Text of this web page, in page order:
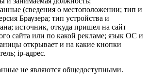
(сведения о местоположении; тип и
Браузера; тип устройства и
источник, откуда пришел на сайт
сайта или по какой рекламе; язык ОС и
открывает и на какие кнопки
ip-адрес.
не являются общедоступными.